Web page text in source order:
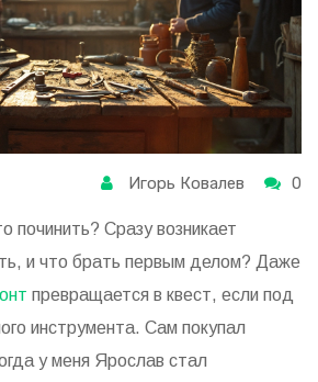
Игорь Ковалев 0
починить? Сразу возникает
и что брать первым делом? Даже
превращается в квест, если под
инструмента. Сам покупал
у меня Ярослав стал